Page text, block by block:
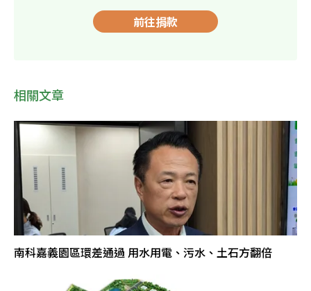
前往捐款
相關文章
南科嘉義園區環差通過 用水用電、污水、土石方翻倍